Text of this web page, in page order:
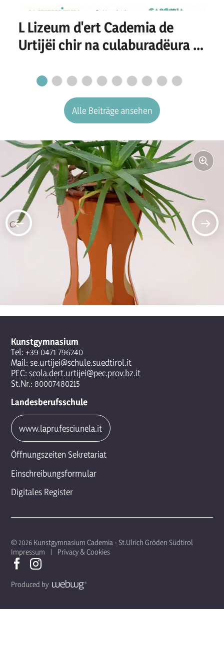
L Lizeum d'ert Cademia de
Urtijëi chir na culaburadëura o
secretariat
Alle Beiträge ansehen
Kunstgymnasium
Tel: +39 0471 796240
Mail: se.urtijei@schule.suedtirol.it
PEC: scola.dert.urtijei@pec.prov.bz.it
St.Nr.: 80007480215
Landesberufsschule
www.laprufesciunela.it
Öffnungszeiten Sekretariat
Einschreibungsformular
Digitales Register
© 2026 Kunstgymnasium Cademia - St.Ulrich Gröden Südtirol
Impressum
Privacy & Cookies
Produced by